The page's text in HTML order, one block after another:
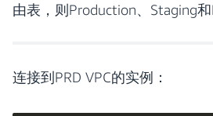
由表，则Production、Staging和
连接到PRD VPC的实例：